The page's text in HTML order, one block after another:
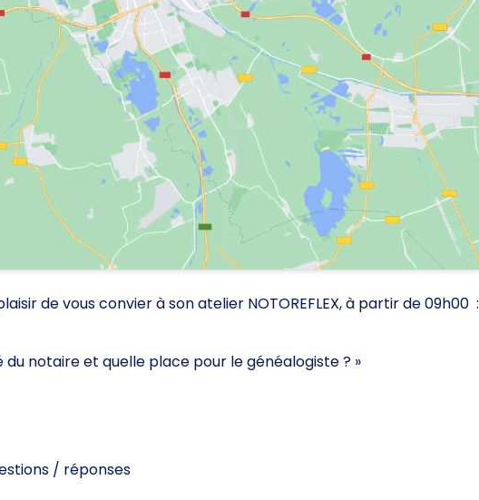
de vous convier à son atelier NOTOREFLEX, à partir de 09h00 :
notaire et quelle place pour le généalogiste ? »
/ réponses